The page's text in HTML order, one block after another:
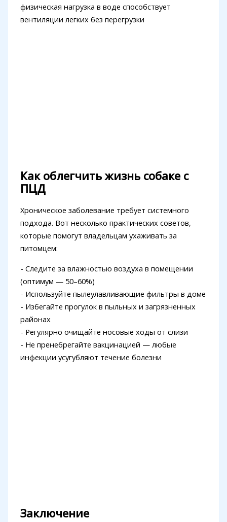
физическая нагрузка в воде способствует
вентиляции легких без перегрузки
Как облегчить жизнь собаке с
ПЦД
Хроническое заболевание требует системного
подхода. Вот несколько практических советов,
которые помогут владельцам ухаживать за
питомцем:
- Следите за влажностью воздуха в помещении
(оптимум — 50–60%)
- Используйте пылеулавливающие фильтры в доме
- Избегайте прогулок в пыльных и загрязненных
районах
- Регулярно очищайте носовые ходы от слизи
- Не пренебрегайте вакцинацией — любые
инфекции усугубляют течение болезни
Заключение